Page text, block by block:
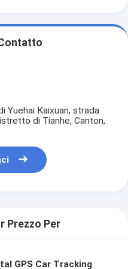
Yuehai Kaixuan, strada
di Tianhe, Canton,
Prezzo Per
GPS Car Tracking